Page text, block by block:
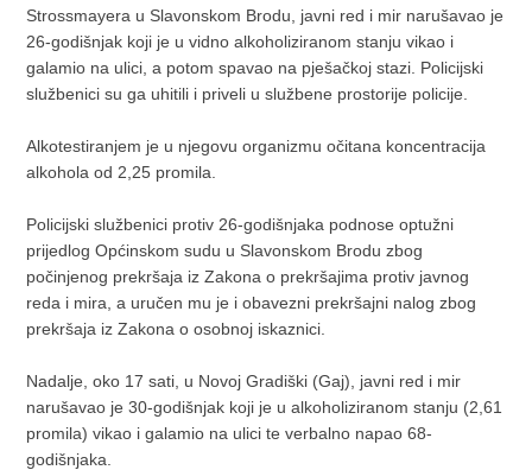
Strossmayera u Slavonskom Brodu, javni red i mir narušavao je
26-godišnjak koji je u vidno alkoholiziranom stanju vikao i
galamio na ulici, a potom spavao na pješačkoj stazi. Policijski
službenici su ga uhitili i priveli u službene prostorije policije.
Alkotestiranjem je u njegovu organizmu očitana koncentracija
alkohola od 2,25 promila.
Policijski službenici protiv 26-godišnjaka podnose optužni
prijedlog Općinskom sudu u Slavonskom Brodu zbog
počinjenog prekršaja iz Zakona o prekršajima protiv javnog
reda i mira, a uručen mu je i obavezni prekršajni nalog zbog
prekršaja iz Zakona o osobnoj iskaznici.
Nadalje, oko 17 sati, u Novoj Gradiški (Gaj), javni red i mir
narušavao je 30-godišnjak koji je u alkoholiziranom stanju (2,61
promila) vikao i galamio na ulici te verbalno napao 68-
godišnjaka.